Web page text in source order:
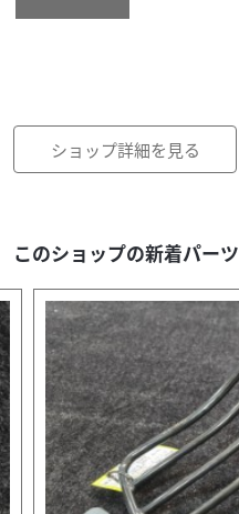
ショップ詳細を見る
このショップの新着パーツ